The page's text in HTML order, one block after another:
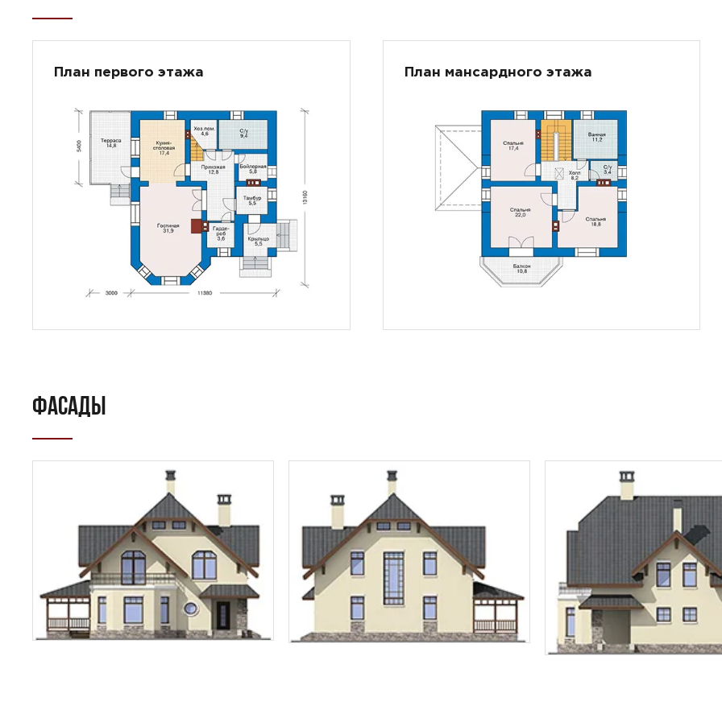
План первого этажа План мансардного этажа
ФАСАДЫ